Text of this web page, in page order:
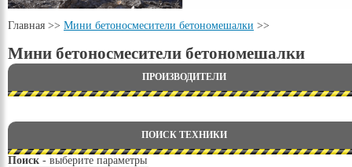
Главная >> Мини бетоносмесители бетономешалки >>
Мини бетоносмесители бетономешалки
ПРОИЗВОДИТЕЛИ
ПОИСК ТЕХНИКИ
Поиск - выберите параметры